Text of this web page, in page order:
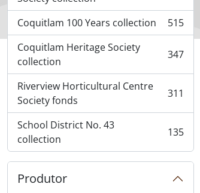
Coquitlam 100 Years collection
, 515 resultados
515
Coquitlam Heritage Society
collection
, 347 resultados 347
Riverview Horticultural Centre
Society fonds
, 311 resultados 311
School District No. 43
collection
, 135 resultados 135
Produtor